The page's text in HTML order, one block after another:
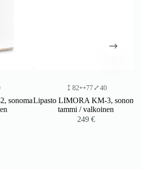
sonoma
82 77 40
Lipasto LIMORA KM-3, sonoma
tammi / valkoinen
249€